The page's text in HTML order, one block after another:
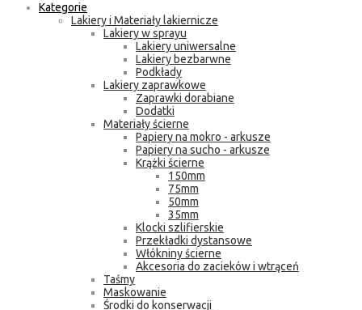
Kategorie
Lakiery i Materiały lakiernicze
Lakiery w sprayu
Lakiery uniwersalne
Lakiery bezbarwne
Podkłady
Lakiery zaprawkowe
Zaprawki dorabiane
Dodatki
Materiały ścierne
Papiery na mokro - arkusze
Papiery na sucho - arkusze
Krążki ścierne
150mm
75mm
50mm
35mm
Klocki szlifierskie
Przekładki dystansowe
Włókniny ścierne
Akcesoria do zacieków i wtrąceń
Taśmy
Maskowanie
Środki do konserwacji